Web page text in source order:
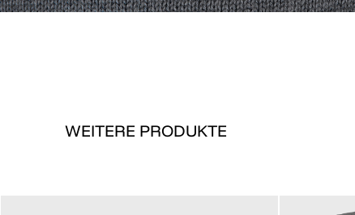
WEITERE PRODUKTE